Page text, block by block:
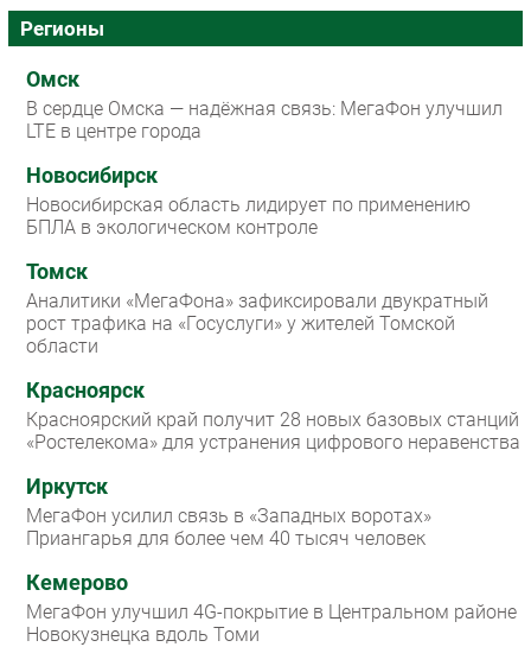
Регионы
Омск
В сердце Омска — надёжная связь: МегаФон улучшил
LTE в центре города
Новосибирск
Новосибирская область лидирует по применению
БПЛА в экологическом контроле
Томск
Аналитики «МегаФона» зафиксировали двукратный
рост трафика на «Госуслуги» у жителей Томской
области
Красноярск
Красноярский край получит 28 новых базовых станций
«Ростелекома» для устранения цифрового неравенства
Иркутск
МегаФон усилил связь в «Западных воротах»
Приангарья для более чем 40 тысяч человек
Кемерово
МегаФон улучшил 4G-покрытие в Центральном районе
Новокузнецка вдоль Томи